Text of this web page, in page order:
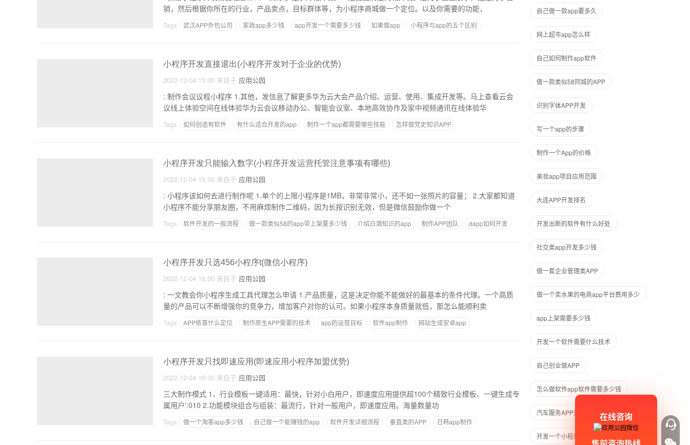
销，然后根据你所在的行业，产品卖点，目标群体等，为小程序商城做一个定位。以及你需要的功能，
Tags: 武汉APP外包公司 家政app多少钱 app开发一个需要多少钱 如果做app
小程序与app的五个区别
小程序开发直接退出(小程序开发对于企业的优势)
2022-12-04 15:00 来自于 应用公园
: 制作会议议程小程序 1.其他，发信息了解更多华为云大会产品介绍、运营、使用、集成开发等。马上查看云会
议线上体验空间在线体验华为云会议移动办公、智能会议室、本地高效协作及家中视频通讯在线体验华
Tags: 如何创造有软件 有什么适合开发的app 制作一个app都需要哪些技能
怎样做党史知识APP
小程序开发只能输入数字(小程序开发运营托管注意事项有哪些)
2022-12-04 15:30 来自于 应用公园
: 小程序该如何去进行制作呢 1.单个的上限小程序是1MB，非常非常小，还不如一张照片的容量； 2.大家都知道
小程序不能分享朋友圈，不用麻烦制作二维码，因为长按识别无效，但是微信鼓励你做一个
Tags: 软件开发的一般流程 做一款类似58的app带上架要多少钱 介绍白酒知识的app 制作APP团队
dapp如何开发
小程序开发只选456小程序t(微信小程序)
2022-12-04 16:00 来自于 应用公园
: 一文教会你小程序生成工具代理怎么申请 1.产品质量，这是决定你能不能做好的最基本的条件代理。一个高质
量的产品可以不断增强你的竞争力，增加客户对你的认可。如果小程序本身质量就低，那怎么能顺利卖
Tags: APP依靠什么定位 制作原生APP需要的技术 app的运营目标 软件app制作
网站生成安卓app
小程序开发只找即速应用(即速应用小程序加盟优势)
2022-12-04 16:30 来自于 应用公园
三大制作模式 1、行业模板一键适用：最快，针对小白用户，即速度应用提供超100个精致行业模板、一键生成专
属用户':010 2.功能模块组合与组装：最流行，针对一般用户，即速度应用。海量数量功
Tags: 做一个淘客app多少钱 自己做一个能赚钱的app 软件开发详细流程 垂直类的APP
日韩app制作
自己做一款app要多久
网上超市app怎么样
自己如何制作app软件
做一款类似58同城的APP
识别字体APP开发
写一个app的步骤
制作一个App的价格
美妆app项目应用范围
大连APP开发排名
开发出新的软件有什么好处
社交类app开发多少钱
做一套企业管理类APP
做一个卖水果的电商app平台费用多少
app上架需要多少钱
开发一个软件需要什么技术
自己创业做APP
怎么做软件app软件需要多少钱
汽车服务APP开发方案
开发一个小程序需要哪些技术
在线咨询